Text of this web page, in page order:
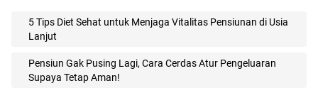
5 Tips Diet Sehat untuk Menjaga Vitalitas Pensiunan di Usia
Lanjut
Pensiun Gak Pusing Lagi, Cara Cerdas Atur Pengeluaran
Supaya Tetap Aman!